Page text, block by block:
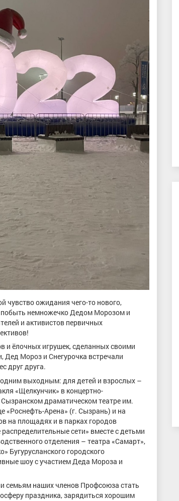
чувство ожидания чего-то нового,
побыть немножечко Дедом Морозом и
и активистов первичных
и ёлочных игрушек, сделанных своими
Дед Мороз и Снегурочка встречали
друг друга.
выходным: для детей и взрослых –
«Щелкунчик» в концертно-
драматическом театре им.
«Роснефть-Арена» (г. Сызрань) и на
на площадях и в парках городов
сети» вместе с детьми
отделения – театра «Самарт»,
Бугурусланского городского
шоу с участием Деда Мороза и
семьям наших членов Профсоюза стать
праздника, зарядиться хорошим